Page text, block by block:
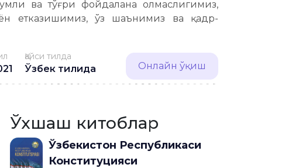
ва тўғри фойдалана олмаслигимиз,
етказишимиз, ўз шаънимиз ва қадр-
Қайси тилда
Ўзбек тилида Онлайн ўқиш
Ўхшаш китоблар
Ўзбекистон Республикаси
Конституцияси